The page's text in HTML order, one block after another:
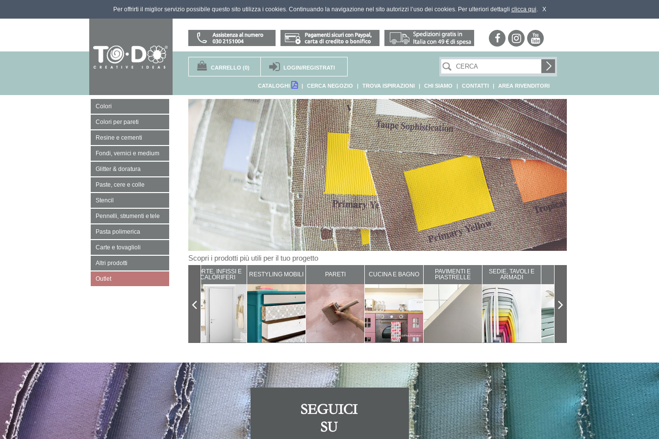
Per offrirti il miglior servizio possibile questo sito utilizza i cookies. Continuando la navigazione nel sito autorizzi l’uso dei cookies. Per ulteriori dettagli clicca qui. X
CARRELLO (0) LOGIN/REGISTRATI
CATALOGHI | CERCA NEGOZIO | TROVA ISPIRAZIONI | CHI SIAMO | CONTATTI | AREA RIVENDITORI
Colori
Colori per pareti
Resine e cementi
Fondi, vernici e medium
Glitter & doratura
Paste, cere e colle
Stencil
Pennelli, strumenti e tele
Pasta polimerica
Carte e tovaglioli
Altri prodotti
Outlet
Scopri i prodotti più utili per il tuo progetto
PORTE, INFISSI E
CALORIFERI
RESTYLING MOBILI PARETI CUCINA E BAGNO
PAVIMENTI E
PIASTRELLE
SEDIE, TAVOLI E
ARMADI